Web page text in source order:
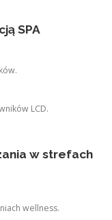
SPA
LCD.
w strefach
wellness.